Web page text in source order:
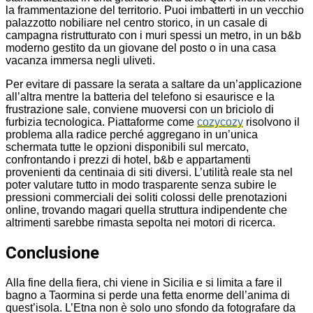
la frammentazione del territorio. Puoi imbatterti in un vecchio
palazzotto nobiliare nel centro storico, in un casale di
campagna ristrutturato con i muri spessi un metro, in un b&b
moderno gestito da un giovane del posto o in una casa
vacanza immersa negli uliveti.
Per evitare di passare la serata a saltare da un’applicazione
all’altra mentre la batteria del telefono si esaurisce e la
frustrazione sale, conviene muoversi con un briciolo di
furbizia tecnologica. Piattaforme come cozycozy risolvono il
problema alla radice perché aggregano in un’unica
schermata tutte le opzioni disponibili sul mercato,
confrontando i prezzi di hotel, b&b e appartamenti
provenienti da centinaia di siti diversi. L’utilità reale sta nel
poter valutare tutto in modo trasparente senza subire le
pressioni commerciali dei soliti colossi delle prenotazioni
online, trovando magari quella struttura indipendente che
altrimenti sarebbe rimasta sepolta nei motori di ricerca.
Conclusione
Alla fine della fiera, chi viene in Sicilia e si limita a fare il
bagno a Taormina si perde una fetta enorme dell’anima di
quest’isola. L’Etna non è solo uno sfondo da fotografare da